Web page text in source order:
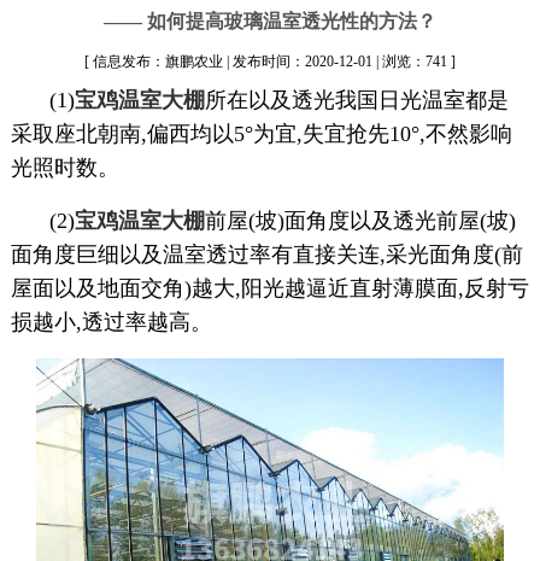
—— 如何提高玻璃温室透光性的方法？
[ 信息发布：旗鹏农业 | 发布时间：2020-12-01 | 浏览：741 ]
(1)宝鸡温室大棚所在以及透光我国日光温室都是
采取座北朝南,偏西均以5°为宜,失宜抢先10°,不然影响
光照时数。
(2)宝鸡温室大棚前屋(坡)面角度以及透光前屋(坡)
面角度巨细以及温室透过率有直接关连,采光面角度(前
屋面以及地面交角)越大,阳光越逼近直射薄膜面,反射亏
损越小,透过率越高。